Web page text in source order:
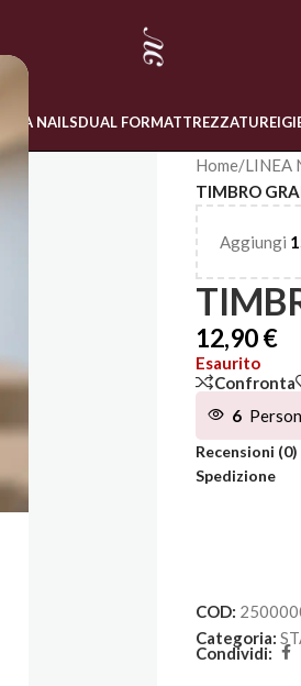
LINEA NAILSDUAL FORMATTREZZATURE
Home/LINEA
TIMBRO
Aggiungi
12,90€
Esaurito
Confronta
6
Recensioni (0)
Spedizione
COD:
Categoria:
Condividi: